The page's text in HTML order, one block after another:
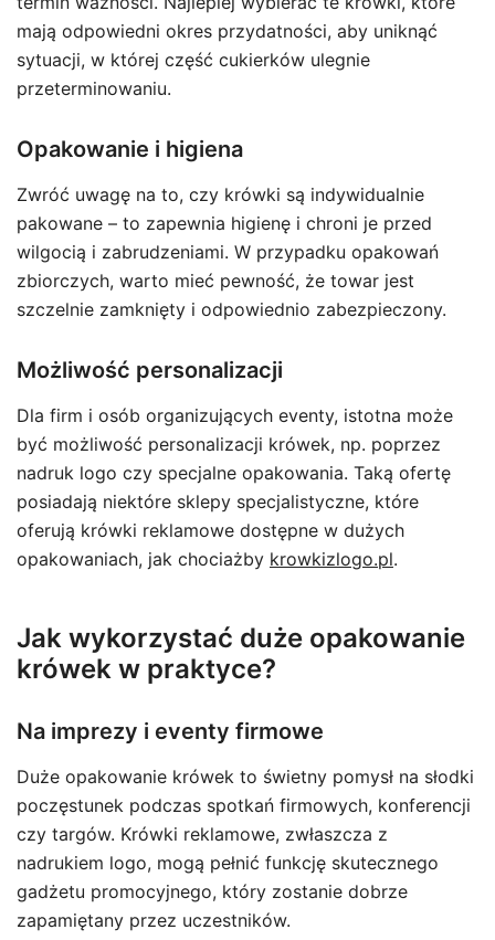
mają odpowiedni okres przydatności, aby uniknąć
sytuacji, w której część cukierków ulegnie
przeterminowaniu.
Opakowanie i higiena
Zwróć uwagę na to, czy krówki są indywidualnie
pakowane – to zapewnia higienę i chroni je przed
wilgocią i zabrudzeniami. W przypadku opakowań
zbiorczych, warto mieć pewność, że towar jest
szczelnie zamknięty i odpowiednio zabezpieczony.
Możliwość personalizacji
Dla firm i osób organizujących eventy, istotna może
być możliwość personalizacji krówek, np. poprzez
nadruk logo czy specjalne opakowania. Taką ofertę
posiadają niektóre sklepy specjalistyczne, które
oferują krówki reklamowe dostępne w dużych
opakowaniach, jak chociażby krowkizlogo.pl.
Jak wykorzystać duże opakowanie
krówek w praktyce?
Na imprezy i eventy firmowe
Duże opakowanie krówek to świetny pomysł na słodki
poczęstunek podczas spotkań firmowych, konferencji
czy targów. Krówki reklamowe, zwłaszcza z
nadrukiem logo, mogą pełnić funkcję skutecznego
gadżetu promocyjnego, który zostanie dobrze
zapamiętany przez uczestników.